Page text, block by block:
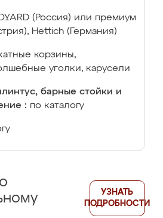
(Россия) или премиум
Hettich (Германия)
корзины,
уголки, карусели
барные стойки и
: по каталогу
УЗНАТЬ
ПОДРОБНОСТИ